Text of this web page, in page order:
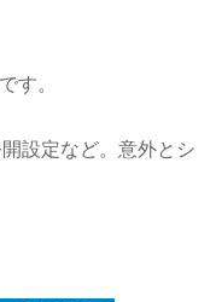
す。
設定など。意外とシ